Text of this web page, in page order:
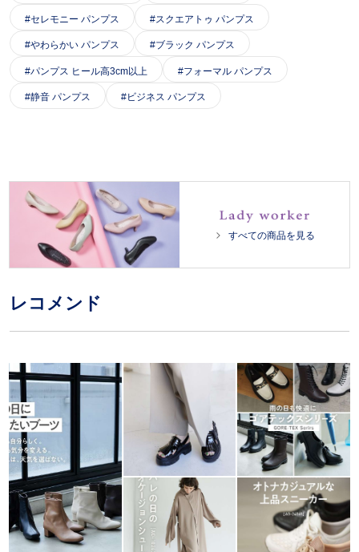
セレモニー パンプス スクエアトゥ パンプス
やわらかい パンプス ブラック パンプス
パンプス ヒール高3cm以上 フォーマル パンプス
静音 パンプス ビジネス パンプス
すべての商品を見る
レコメンド